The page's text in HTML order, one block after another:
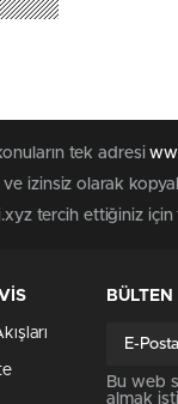
tek adresi
izinsiz olarak
tercih ettiğiniz
BÜLTEN
Bu web
almak